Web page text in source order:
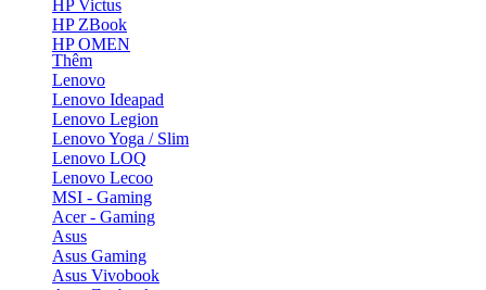
HP Victus
HP ZBook
HP OMEN
Thêm
Lenovo
Lenovo Ideapad
Lenovo Legion
Lenovo Yoga / Slim
Lenovo LOQ
Lenovo Lecoo
MSI - Gaming
Acer - Gaming
Asus
Asus Gaming
Asus Vivobook